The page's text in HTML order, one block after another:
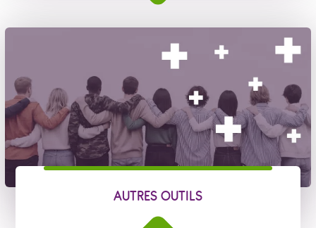
AUTRES OUTILS